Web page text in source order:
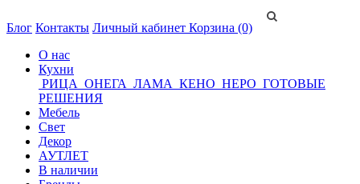
Блог Контакты Личный кабинет Корзина (0)
О нас
Кухни
РИЦА ОНЕГА ЛАМА КЕНО НЕРО ГОТОВЫЕ
РЕШЕНИЯ
Мебель
Свет
Декор
АУТЛЕТ
В наличии